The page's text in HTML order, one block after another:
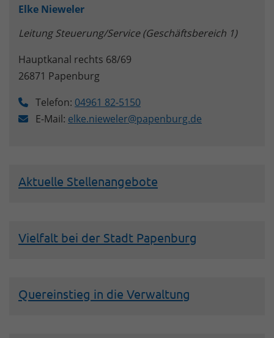
Elke Nieweler
Leitung Steuerung/Service (Geschäftsbereich 1)
Hauptkanal rechts 68/69
26871 Papenburg
Telefon: 04961 82-5150
E-Mail: elke.nieweler@papenburg.de
Aktuelle Stellenangebote
Vielfalt bei der Stadt Papenburg
Quereinstieg in die Verwaltung